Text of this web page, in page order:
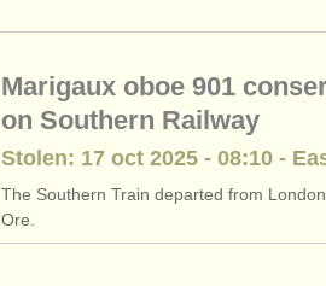
Marigaux oboe 901
on Southern Railway
Stolen: 17 oct 2025 - 08:10 -
The Southern Train departed from
Ore.